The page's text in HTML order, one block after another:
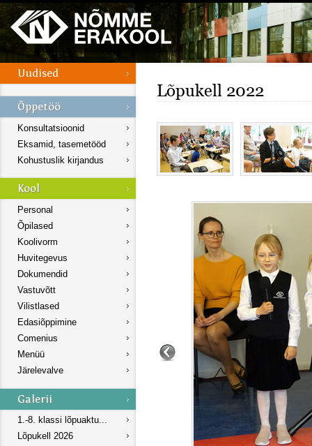
Konsultatsioonid
Eksamid, tasemetööd
Kohustuslik kirjandus
Personal
Õpilased
Koolivorm
Huvitegevus
Dokumendid
Vastuvõtt
Vilistlased
Edasiõppimine
Comenius
Menüü
Järelevalve
1.-8. klassi lõpuaktu...
Lõpukell 2026
Lõpukell 2022